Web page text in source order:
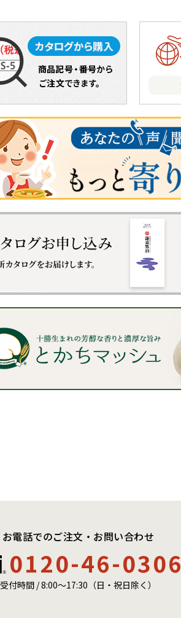
お電話でのご注文・お問い合わせ
0120-46-0306
受付時間 / 8:00〜17:30（日・祝日除く）